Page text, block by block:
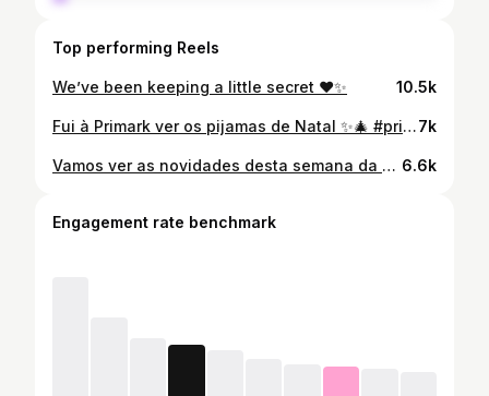
Top performing Reels
We’ve been keeping a little secret ❤️✨ 10.5k
Fui à Primark ver os pijamas de Natal ✨🎄 #primark #primarknewin #primarkfinds @prmrkpr.es @primark ✨7k
Vamos ver as novidades desta semana da Primark ✨ #primark #primarknewin #primarkfinds 6.6k
Engagement rate benchmark